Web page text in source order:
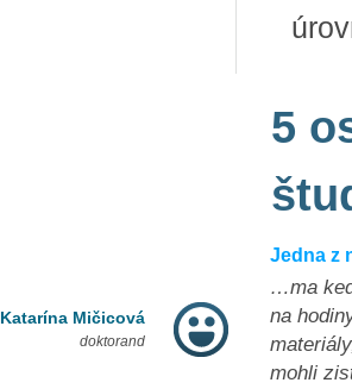
5
Katarína Mičicová
doktorand
Jedna z
…ma
na
mohli